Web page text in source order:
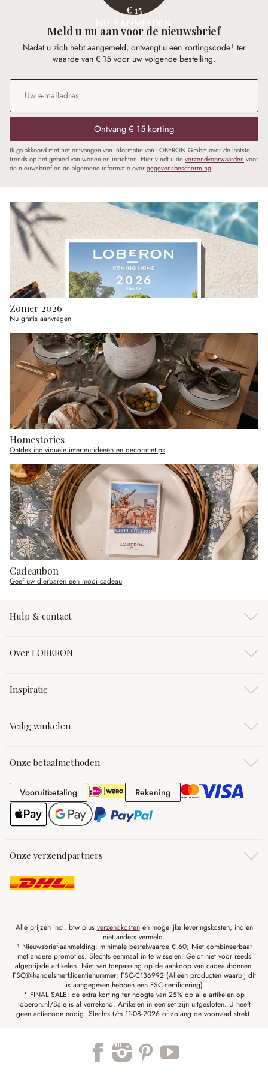
€ 15
NU AANMELDEN
Meld u nu aan voor de nieuwsbrief
Nadat u zich hebt aangemeld, ontvangt u een kortingscode¹ ter
waarde van € 15 voor uw volgende bestelling.
E-mailadres
Ontvang € 15 korting
Ik ga akkoord met het ontvangen van informatie van LOBERON GmbH over de laatste
trends op het gebied van wonen en inrichten. Hier vindt u deverzendvoorwaarden voor
de nieuwsbrief en de algemene informatie overgegevensbescherming.
Zomer 2026
Nu gratis aanvragen
Homestories
Ontdek individuele interieurideeën en decoratietips
Cadeaubon
Geef uw dierbaren een mooi cadeau
Hulp & contact
Over LOBERON
Inspiratie
Veilig winkelen
Onze betaalmethoden
VooruitbetalingVooruitbetaling RekeningRekening
Onze verzendpartners
Alle prijzen incl. btw plus verzendkostenen mogelijke leveringskosten, indien
niet anders vermeld.
¹ Nieuwsbrief-aanmelding: minimale bestelwaarde € 60; Niet combineerbaar
met andere promoties. Slechts eenmaal in te wisselen. Geldt niet voor reeds
afgeprijsde artikelen. Niet van toepassing op de aankoop van cadeaubonnen.
FSC®-handelsmerklicentienummer: FSC-C136992 (Alleen producten waarbij dit
is aangegeven hebben een FSC-certificering)
* FINAL SALE: de extra korting ter hoogte van 25% op alle artikelen op
loberon.nl/Sale is al verrekend. Artikelen in een set zijn uitgesloten. U heeft
geen actiecode nodig. Slechts t/m 11-08-2026 of zolang de voorraad strekt.